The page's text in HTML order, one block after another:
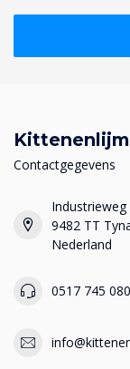
Contactgegevens
Industrieweg
9482 TT
Nederland
0517 745 080